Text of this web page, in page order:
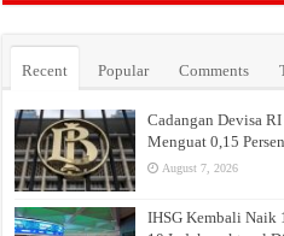
Recent Popular Comments
Cadangan Devisa
Menguat 0,15 Persen
August 7, 2026
IHSG Kembali Naik